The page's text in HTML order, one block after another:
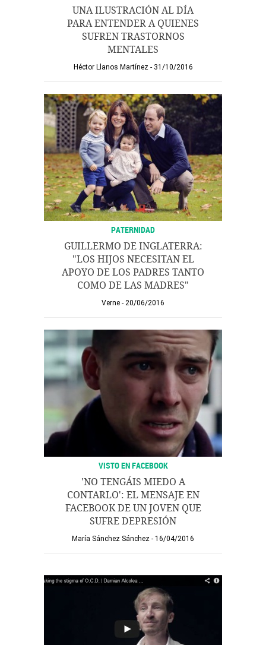
UNA ILUSTRACIÓN AL DÍA
PARA ENTENDER A QUIENES
SUFREN TRASTORNOS
MENTALES
Héctor Llanos Martínez 31/10/2016
PATERNIDAD
GUILLERMO DE INGLATERRA:
"LOS HIJOS NECESITAN EL
APOYO DE LOS PADRES TANTO
COMO DE LAS MADRES"
Verne 20/06/2016
VISTO EN FACEBOOK
'NO TENGÁIS MIEDO A
CONTARLO': EL MENSAJE EN
FACEBOOK DE UN JOVEN QUE
SUFRE DEPRESIÓN
María Sánchez Sánchez 16/04/2016